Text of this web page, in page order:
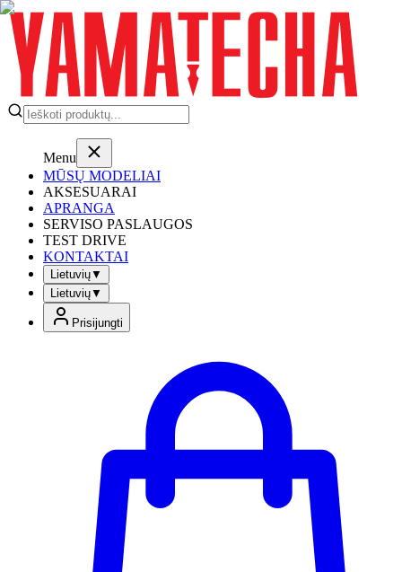
Menu
MŪSŲ MODELIAI
AKSESUARAI
APRANGA
SERVISO PASLAUGOS
TEST DRIVE
KONTAKTAI
Lietuvių▼
Lietuvių▼
Prisijungti